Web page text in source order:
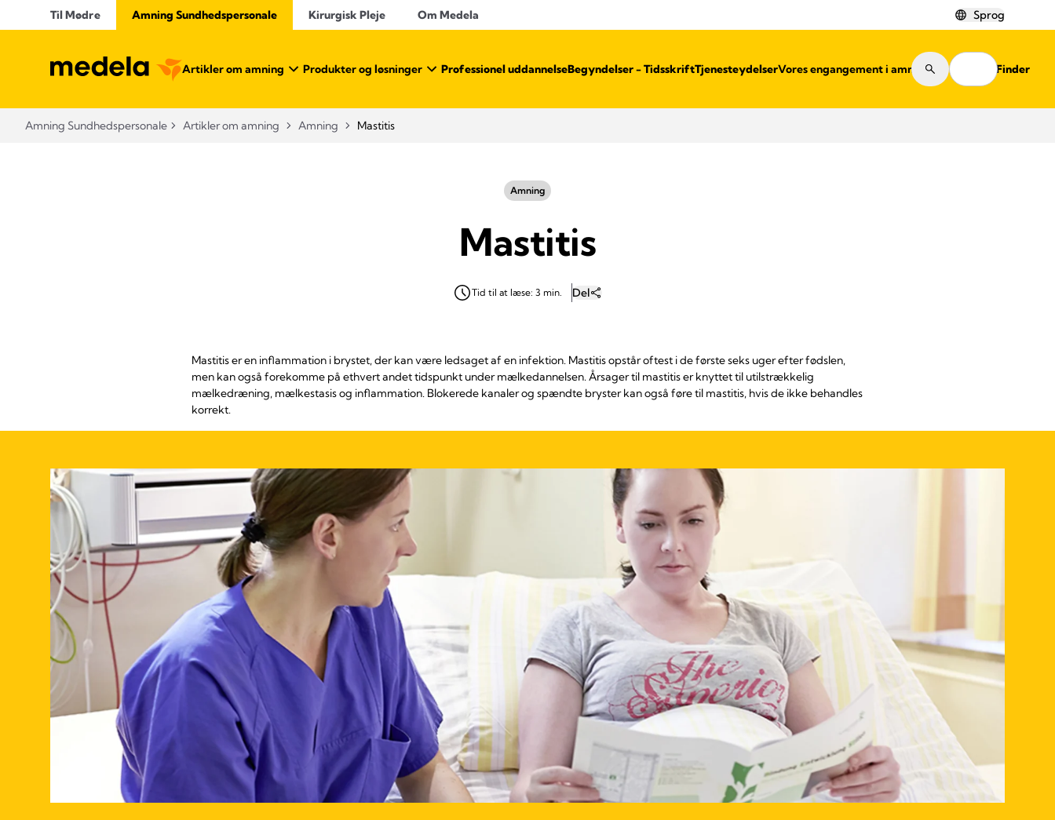
Til Mødre Amning Sundhedspersonale Kirurgisk Pleje Om Medela Sprog
Artikler om amning Produkter og løsninger Professionel uddannelseBegyndelser - TidsskriftTjenesteydelserVores engangement i amning Shop Finder
Amning Sundhedspersonale Artikler om amning Amning Mastitis
Amning
Mastitis
Tid til at læse: 3 min. Del
Mastitis er en inflammation i brystet, der kan være ledsaget af en infektion. Mastitis opstår oftest i de første seks uger efter fødslen,
men kan også forekomme på ethvert andet tidspunkt under mælkedannelsen. Årsager til mastitis er knyttet til utilstrækkelig
mælkedræning, mælkestasis og inflammation. Blokerede kanaler og spændte bryster kan også føre til mastitis, hvis de ikke behandles
korrekt.